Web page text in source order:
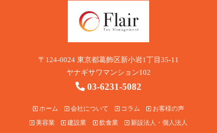
〒124-0024 東京都葛飾区新小岩1丁目35-11
ヤナギサワマンション102
03-6231-5082
ホーム 会社について コラム お客様の声
美容業 建設業 飲食業 新設法人・個人法人